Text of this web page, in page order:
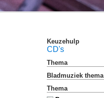
Keuzehulp
CD's
Thema
Bladmuziek thema
Thema